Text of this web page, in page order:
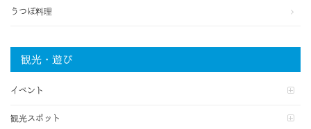
うつぼ料理
観光・遊び
イベント
観光スポット